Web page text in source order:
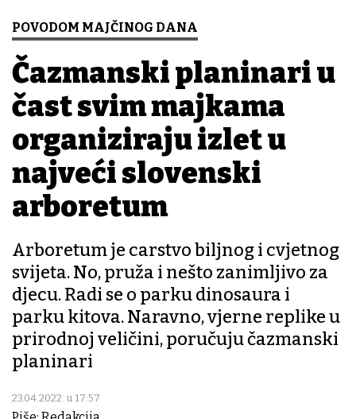
POVODOM MAJČINOG DANA
Čazmanski planinari u
čast svim majkama
organiziraju izlet u
najveći slovenski
arboretum
Arboretum je carstvo biljnog i cvjetnog
svijeta. No, pruža i nešto zanimljivo za
djecu. Radi se o parku dinosaura i
parku kitova. Naravno, vjerne replike u
prirodnoj veličini, poručuju čazmanski
planinari
23.04.2022. u 17:57